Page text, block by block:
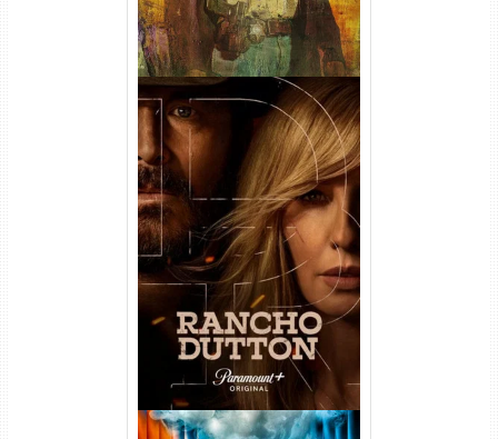
Rancho Dutton 1ª
Temporada Torrent (2026)
WEB-DL 1080p Dual Áudio